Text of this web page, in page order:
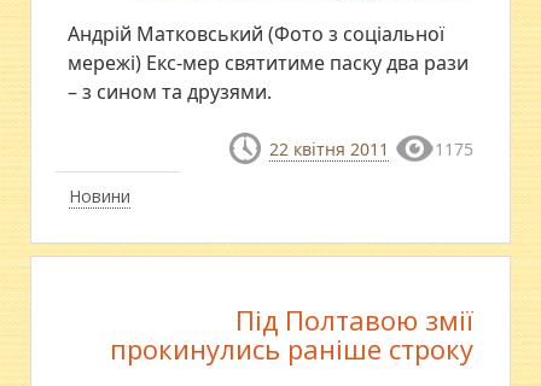
Новини
Андрій Матковський (Фото з соціальної
мережі) Екс-мер святитиме паску два рази
– з сином та друзями.
22 квітня 2011 1175
Під Полтавою змії
прокинулись раніше строку